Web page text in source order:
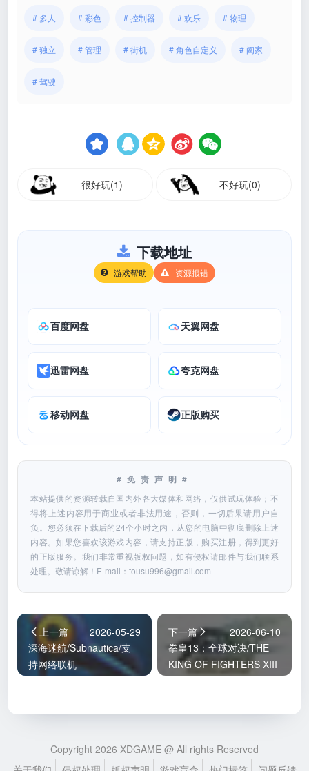
# 多人 # 彩色 # 控制器 # 欢乐 # 物理
# 独立 # 管理 # 街机 # 角色自定义 # 阖家
# 驾驶
很好玩(1) 不好玩(0)
下载地址
游戏帮助 资源报错
百度网盘 天翼网盘
迅雷网盘 夸克网盘
移动网盘 正版购买
#免责声明#
本站提供的资源转载自国内外各大媒体和网络，仅供试玩体验；不
得将上述内容用于商业或者非法用途，否则，一切后果请用户自
负。您必须在下载后的24个小时之内，从您的电脑中彻底删除上述
内容。如果您喜欢该游戏内容，请支持正版，购买注册，得到更好
的正版服务。我们非常重视版权问题，如有侵权请邮件与我们联系
处理。敬请谅解！E-mail：tousu996@gmail.com
上一篇
2026-05-29
深海迷航/Subnautica/支
持网络联机
下一篇
2026-06-10
拳皇13：全球对决/THE
KING OF FIGHTERS XIII
GLOBAL MATCH/支持网
Copyright 2026 XDGAME @ All rights Reserved